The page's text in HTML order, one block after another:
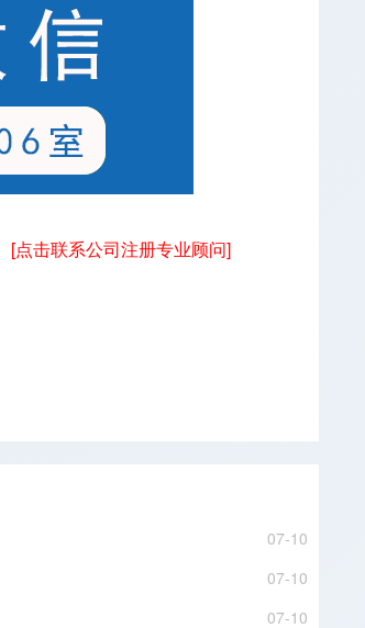
[点击联系公司注册专业顾问]
07-10
07-10
07-10